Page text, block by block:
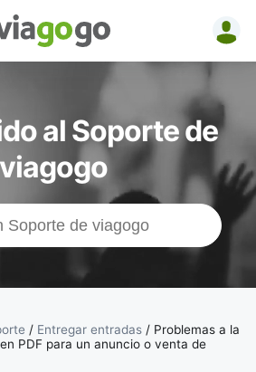
Conciertos,
y
|
el
de
al Soporte de
viagogo
/ Entregar entradas / Problemas a la
PDF para un anuncio o venta de